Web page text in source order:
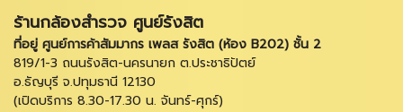
ร้านกล้องสำรวจ ศูนย์รังสิต
ที่อยู่ ศูนย์การค้าสัมมากร เพลส รังสิต (ห้อง B202) ชั้น 2
819/1-3 ถนนรังสิต-นครนายก ต.ประชาธิปัตย์
อ.ธัญบุรี จ.ปทุมธานี 12130
(เปิดบริการ 8.30-17.30 น. จันทร์-ศุกร์)